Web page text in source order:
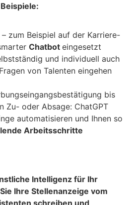
– zum Beispiel auf der Karriere-
Chatbot eingesetzt
und individuell auch
von Talenten eingehen
bis
Zu- oder Absage: ChatGPT
automatisieren und Ihnen so
Arbeitsschritte
Intelligenz für Ihr
Ihre Stellenanzeige vom